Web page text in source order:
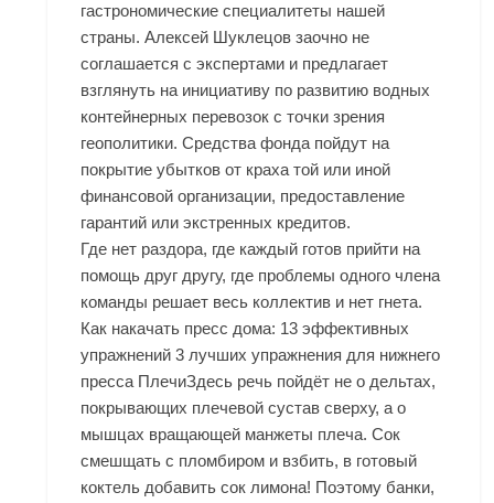
гастрономические специалитеты нашей
страны. Алексей Шуклецов заочно не
соглашается с экспертами и предлагает
взглянуть на инициативу по развитию водных
контейнерных перевозок с точки зрения
геополитики. Средства фонда пойдут на
покрытие убытков от краха той или иной
финансовой организации, предоставление
гарантий или экстренных кредитов.
Где нет раздора, где каждый готов прийти на
помощь друг другу, где проблемы одного члена
команды решает весь коллектив и нет гнета.
Как накачать пресс дома: 13 эффективных
упражнений 3 лучших упражнения для нижнего
пресса ПлечиЗдесь речь пойдёт не о дельтах,
покрывающих плечевой сустав сверху, а о
мышцах вращающей манжеты плеча. Сок
смешщать с пломбиром и взбить, в готовый
коктель добавить сок лимона! Поэтому банки,